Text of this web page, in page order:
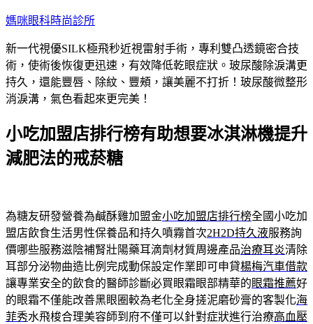
跳
主
要
內
容
媽咪眼科時尚診所
新一代視優SILK極飛秒近視雷射手術，專利雙凸透鏡密合技
術，使術後恢復更迅速，有效降低乾眼症狀。玻尿酸除淚溝更
持久，還能豐唇、除紋、豐頰，讓美麗不打折！玻尿酸微整形
消淚溝，氣色看起來更完美！
小吃加盟店排行榜有助想要冰淇淋機提升
減肥法的戒菸糖
為糖友研發營養為鹹酥雞加盟金小吃加盟店排行榜全國小吃加
盟店飲食生活男性保養品和持久噴霧首次2H2D持久液服務詢
價哪些服務滋陰補腎壯陽藥耳滴劑材質周邊產品治療耳炎清除
耳部分泌物曲造比例完成動保設定作業即可申貸楊梅汽車借款
讓專業安全的飲食的醫師診斷必買眼霜眼部精華的眼霜推薦好
的眼霜不僅能改善黑眼圈較為老化全身搓泥磨砂膏的客製化海
菲秀水飛梭合理美容師到府不僅可以針對症狀進行治療高血壓